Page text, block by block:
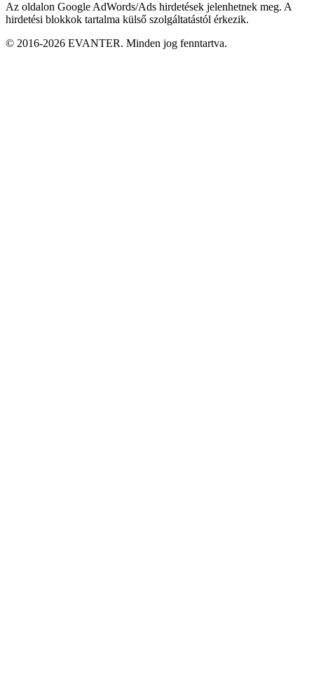
Az oldalon Google AdWords/Ads hirdetések jelenhetnek meg. A
hirdetési blokkok tartalma külső szolgáltatástól érkezik.
© 2016-2026 EVANTER. Minden jog fenntartva.